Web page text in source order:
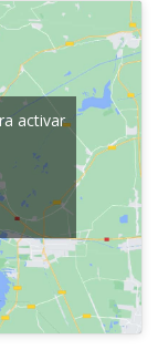
activar